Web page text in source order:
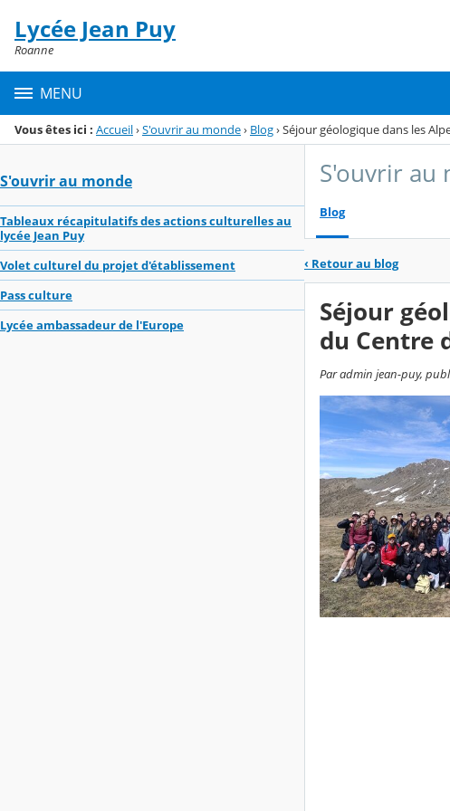
Menu de la rubrique
Contenu
Lycée Jean Puy
Roanne
MENU
Vous êtes ici : Accueil›S'ouvrir au monde› Blog›Séjour géologique dans les
S'ouvrir au monde
Tableaux récapitulatifs des actions culturelles au
lycée Jean Puy
Volet culturel du projet d'établissement
Pass culture
Lycée ambassadeur de l'Europe
S'ouvrir au
Blog
‹ Retour au blog
Séjour
du Centre
Par admin jean-puy,